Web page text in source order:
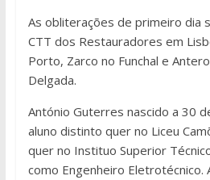
As obliterações de primeiro dia
CTT dos Restauradores em
Porto, Zarco no Funchal e
Delgada.
António Guterres nascido a 30
aluno distinto quer no Liceu
quer no Instituo Superior
como Engenheiro Eletrotécnico.